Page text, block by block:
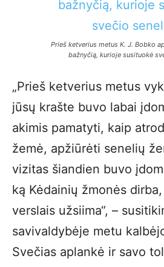
Prieš ketverius metus K. J. Bobko
bažnyčią, kurioje susituokė
„Prieš ketverius metus
jūsų krašte buvo labai
akimis pamatyti, kaip
žemė, apžiūrėti senelių
vizitas šiandien buvo
ką Kėdainių žmonės
verslais užsiima“, –
savivaldybėje metu
Svečias aplankė ir savo